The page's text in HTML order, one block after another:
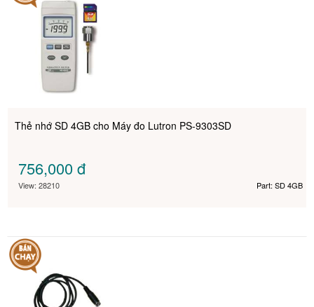
Thẻ nhớ SD 4GB cho Máy đo Lutron PS-9303SD
756,000đ
View: 28210 Part: SD 4GB